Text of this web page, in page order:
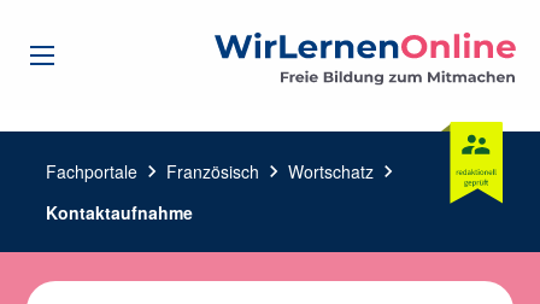
Fachportale chevron_right Französisch chevron_right Wortschatz chevron_right
Kontaktaufnahme